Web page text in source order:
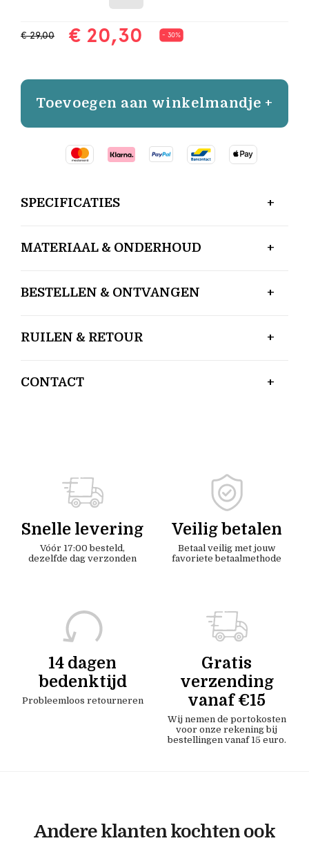
€ 29,00 € 20,30 - 30%
Toevoegen aan winkelmandje +
SPECIFICATIES
MATERIAAL & ONDERHOUD
BESTELLEN & ONTVANGEN
RUILEN & RETOUR
CONTACT
Snelle levering
Vóór 17:00 besteld,
dezelfde dag verzonden
Veilig betalen
Betaal veilig met jouw
favoriete betaalmethode
14 dagen
bedenktijd
Probleemloos retourneren
Gratis
verzending
vanaf €15
Wij nemen de portokosten
voor onze rekening bij
bestellingen vanaf 15 euro.
Andere klanten kochten ook